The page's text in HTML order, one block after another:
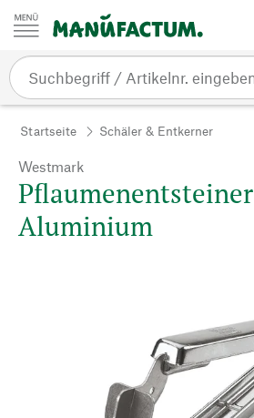
Zum Inhalt springen
Startseite Schäler & Entkerner
Westmark
Pflaumenentsteiner
Aluminium